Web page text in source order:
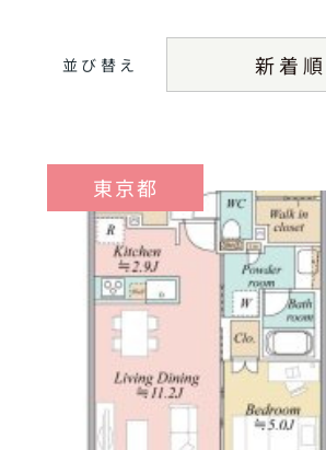
並び替え
東京都